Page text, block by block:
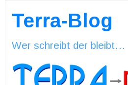
Terra-Blog
Wer schreibt der bleibt…